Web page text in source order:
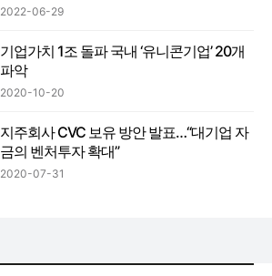
2022-06-29
기업가치 1조 돌파 국내 ‘유니콘기업’ 20개
파악
2020-10-20
지주회사 CVC 보유 방안 발표…“대기업 자
금의 벤처투자 확대”
2020-07-31